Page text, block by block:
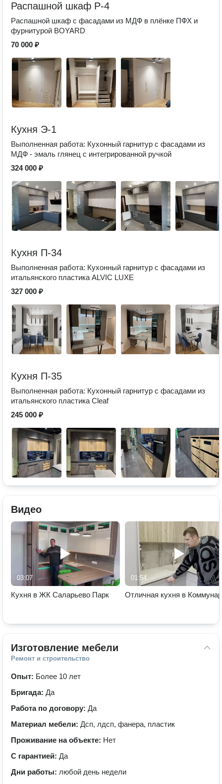
Распашной шкаф Р-4
Распашной шкаф с фасадами из МДФ в плёнке ПФХ и
фурнитурой BOYARD
70 000 ₽
Кухня Э-1
Выполненная работа: Кухонный гарнитур с фасадами из
МДФ - эмаль глянец с интегрированной ручкой
324 000 ₽
Кухня П-34
Выполненная работа: Кухонный гарнитур с фасадами из
итальянского пластика ALVIC LUXE
327 000 ₽
Кухня П-35
Выполненная работа: Кухонный гарнитур с фасадами из
итальянского пластика Cleaf
245 000 ₽
Видео
03:07
Кухня в ЖК Саларьево Парк
01:54
Отличная кухня в
Изготовление мебели
Ремонт и строительство
Опыт: Более 10 лет
Бригада: Да
Работа по договору: Да
Материал мебели: Дсп, лдсп, фанера, пластик
Проживание на объекте: Нет
С гарантией: Да
Дни работы: любой день недели